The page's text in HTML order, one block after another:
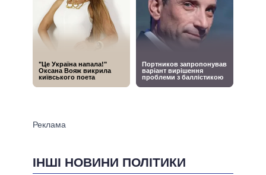
ІНШІ НОВИНИ ПОЛІТИКИ